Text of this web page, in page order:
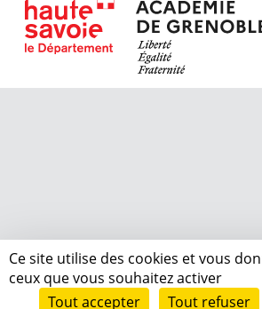
Ce site utilise des cookies et vous
ceux que vous souhaitez activer
Tout accepter
Tout refuser